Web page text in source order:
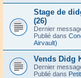
Stage de
(26)
Dernier
Publié dans
Airvault)
Vends Didg
Dernier
Publié dans